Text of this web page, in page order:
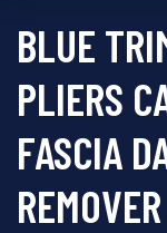
BLUE
PLIERS
FASCIA